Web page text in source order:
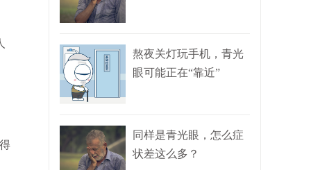
熬夜关灯玩手机，青光
眼可能正在“靠近”
同样是青光眼，怎么症
状差这么多？